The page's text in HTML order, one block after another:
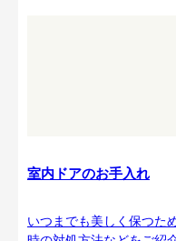
室内ドアのお手入れ
いつまでも美しく保つた